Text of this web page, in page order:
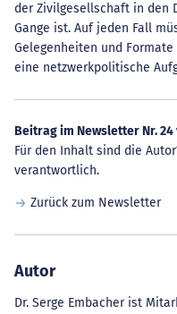
der Zivilgesellschaft in den
Gange ist. Auf jeden Fall
Gelegenheiten und
eine netzwerkpolitische
Beitrag im Newsletter Nr. 24
Für den Inhalt sind die
verantwortlich.
Zurück zum Newsletter
Autor
Dr. Serge Embacher ist